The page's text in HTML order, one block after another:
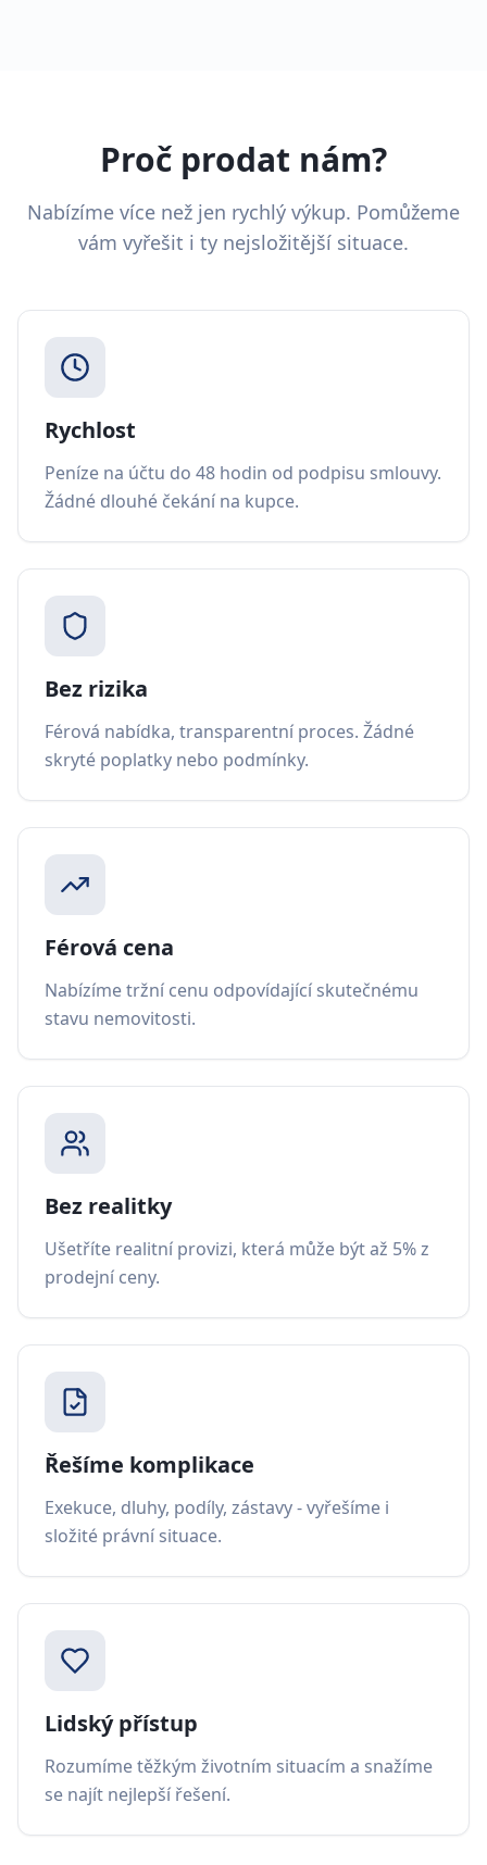
Proč prodat nám?
Nabízíme více než jen rychlý výkup. Pomůžeme
vám vyřešit i ty nejsložitější situace.
Rychlost
Peníze na účtu do 48 hodin od podpisu smlouvy.
Žádné dlouhé čekání na kupce.
Bez rizika
Férová nabídka, transparentní proces. Žádné
skryté poplatky nebo podmínky.
Férová cena
Nabízíme tržní cenu odpovídající skutečnému
stavu nemovitosti.
Bez realitky
Ušetříte realitní provizi, která může být až 5% z
prodejní ceny.
Řešíme komplikace
Exekuce, dluhy, podíly, zástavy - vyřešíme i
složité právní situace.
Lidský přístup
Rozumíme těžkým životním situacím a snažíme
se najít nejlepší řešení.